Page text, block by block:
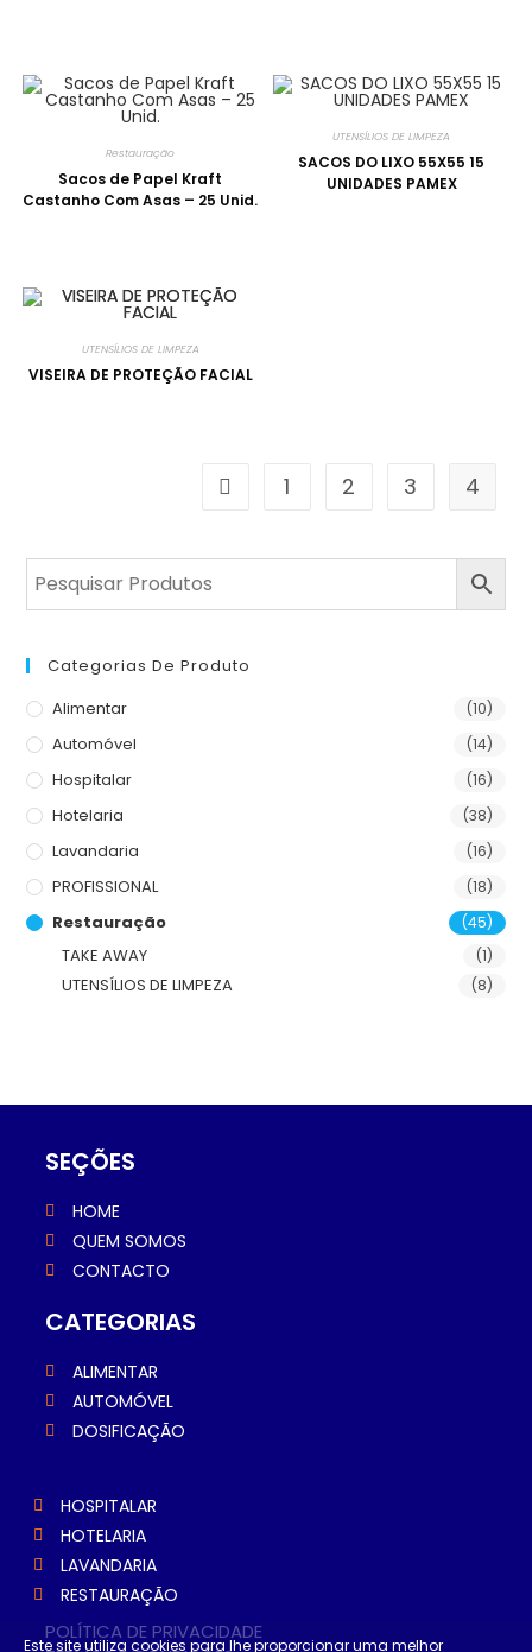
Restauração
Sacos de Papel Kraft
Castanho Com Asas – 25 Unid.
UTENSÍLIOS DE LIMPEZA
SACOS DO LIXO 55X55 15
UNIDADES PAMEX
UTENSÍLIOS DE LIMPEZA
VISEIRA DE PROTEÇÃO FACIAL
1 2 3 4
Categorias De Produto
Alimentar
(10)
Automóvel (14)
Hospitalar (16)
Hotelaria (38)
Lavandaria (16)
PROFISSIONAL (18)
Restauração (45)
TAKE AWAY (1)
UTENSÍLIOS DE LIMPEZA (8)
SEÇÕES
HOME
QUEM SOMOS
CONTACTO
CATEGORIAS
ALIMENTAR
AUTOMÓVEL
DOSIFICAÇÃO
HOSPITALAR
HOTELARIA
LAVANDARIA
RESTAURAÇÃO
POLÍTICA DE PRIVACIDADE
Este site utiliza cookies para lhe proporcionar uma melhor